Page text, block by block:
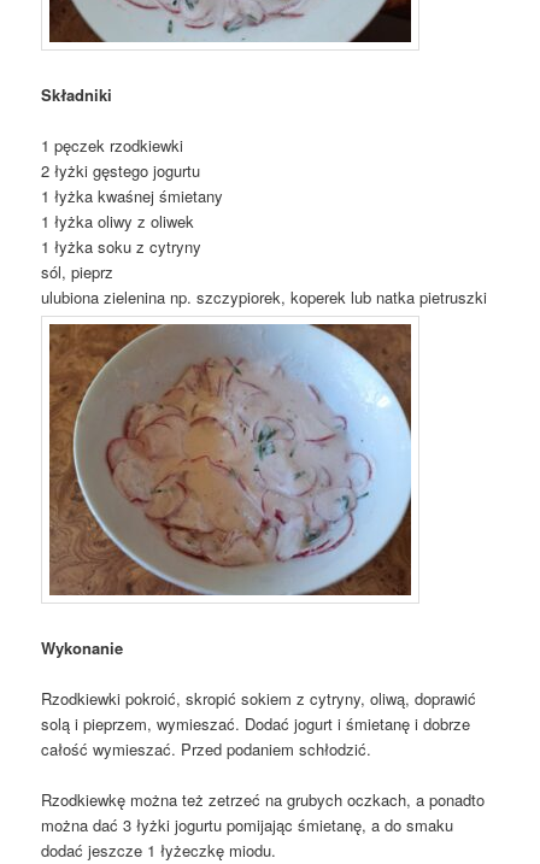
Składniki
1 pęczek rzodkiewki
2 łyżki gęstego jogurtu
1 łyżka kwaśnej śmietany
1 łyżka oliwy z oliwek
1 łyżka soku z cytryny
sól, pieprz
ulubiona zielenina np. szczypiorek, koperek lub natka pietruszki
Wykonanie
Rzodkiewki pokroić, skropić sokiem z cytryny, oliwą, doprawić
solą i pieprzem, wymieszać. Dodać jogurt i śmietanę i dobrze
całość wymieszać. Przed podaniem schłodzić.
Rzodkiewkę można też zetrzeć na grubych oczkach, a ponadto
można dać 3 łyżki jogurtu pomijając śmietanę, a do smaku
dodać jeszcze 1 łyżeczkę miodu.